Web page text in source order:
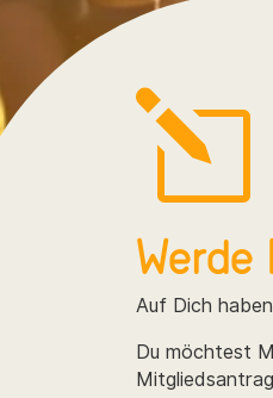
l
Auf Dich
Du möchtest